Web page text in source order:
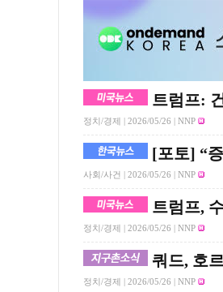
트럼프:
정치/경제 | 2026/05/26 | NNP
[포토] “
사회/사건 | 2026/05/26 | NNP
트럼프,
정치/경제 | 2026/05/26 | NNP
쿼드, 호
정치/경제 | 2026/05/26 | NNP